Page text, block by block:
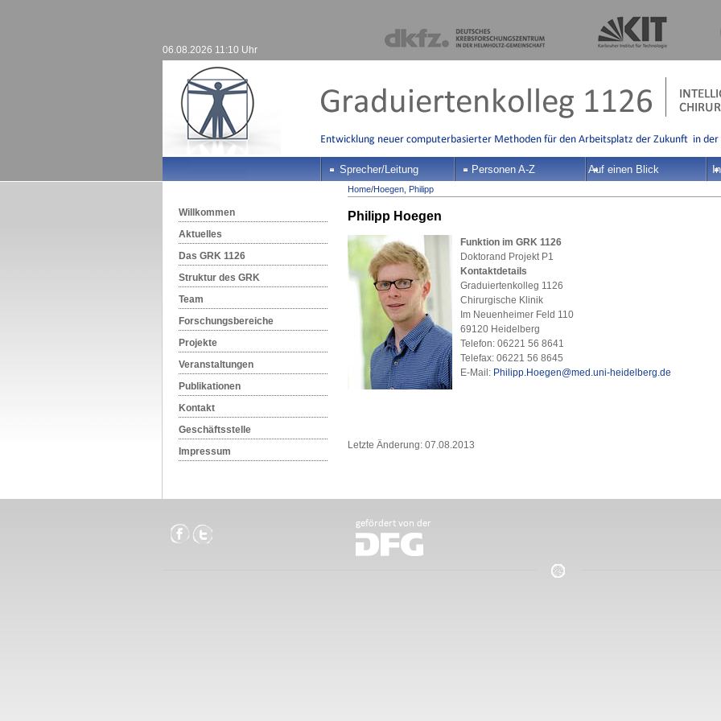
06.08.2026 11:10 Uhr
Sprecher/Leitung Personen A-Z Auf einen Blick
Willkommen
Aktuelles
Das GRK 1126
Struktur des GRK
Team
Forschungsbereiche
Projekte
Veranstaltungen
Publikationen
Kontakt
Geschäftsstelle
Impressum
Home/Hoegen, Philipp
Philipp Hoegen
Funktion im GRK 1126
Doktorand Projekt P1
Kontaktdetails
Graduiertenkolleg 1126
Chirurgische Klinik
Im Neuenheimer Feld 110
69120 Heidelberg
Telefon: 06221 56 8641
Telefax: 06221 56 8645
E-Mail: Philipp.Hoegen@med.uni-heidelberg.de
Letzte Änderung: 07.08.2013